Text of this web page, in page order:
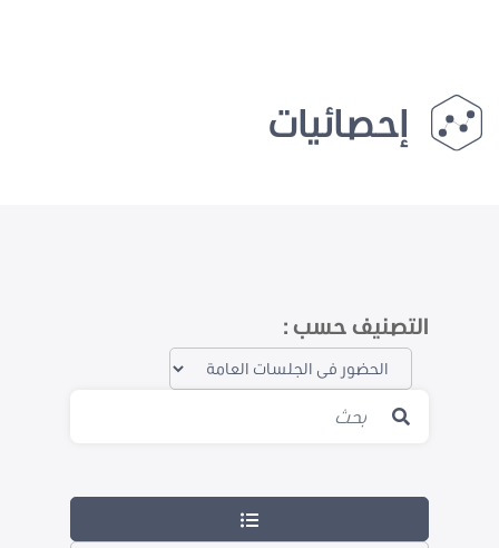
إحصائيات
التصنيف حسب :